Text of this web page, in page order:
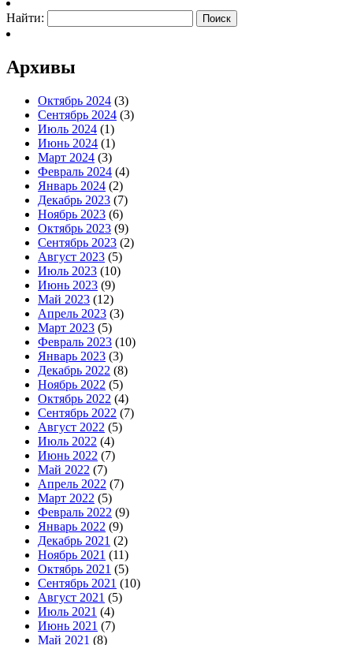
Найти:
Архивы
Октябрь 2024 (3)
Сентябрь 2024 (3)
Июль 2024 (1)
Июнь 2024 (1)
Март 2024 (3)
Февраль 2024 (4)
Январь 2024 (2)
Декабрь 2023 (7)
Ноябрь 2023 (6)
Октябрь 2023 (9)
Сентябрь 2023 (2)
Август 2023 (5)
Июль 2023 (10)
Июнь 2023 (9)
Май 2023 (12)
Апрель 2023 (3)
Март 2023 (5)
Февраль 2023 (10)
Январь 2023 (3)
Декабрь 2022 (8)
Ноябрь 2022 (5)
Октябрь 2022 (4)
Сентябрь 2022 (7)
Август 2022 (5)
Июль 2022 (4)
Июнь 2022 (7)
Май 2022 (7)
Апрель 2022 (7)
Март 2022 (5)
Февраль 2022 (9)
Январь 2022 (9)
Декабрь 2021 (2)
Ноябрь 2021 (11)
Октябрь 2021 (5)
Сентябрь 2021 (10)
Август 2021 (5)
Июль 2021 (4)
Июнь 2021 (7)
Май 2021 (8)